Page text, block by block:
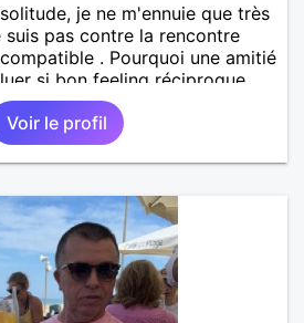
je ne m'ennuie que très
suis pas contre la rencontre
. Pourquoi une amitié
si bon feeling réciproque...
car je ne souhaite pas
toit.
Voir le profil